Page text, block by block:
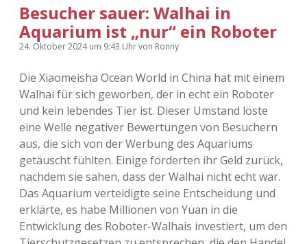
Besucher sauer: Walhai in
Aquarium ist „nur“ ein Roboter
24. Oktober 2024um 9:43 Uhrvon Ronny
Die Xiaomeisha Ocean World in China hat mit einem
Walhai für sich geworben, der in echt ein Roboter
und kein lebendes Tier ist. Dieser Umstand löste
eine Welle negativer Bewertungen von Besuchern
aus, die sich von der Werbung des Aquariums
getäuscht fühlten. Einige forderten ihr Geld zurück,
nachdem sie sahen, dass der Walhai nicht echt war.
Das Aquarium verteidigte seine Entscheidung und
erklärte, es habe Millionen von Yuan in die
Entwicklung des Roboter-Walhais investiert, um den